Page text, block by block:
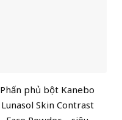
Phấn phủ bột Kanebo
Lunasol Skin Contrast